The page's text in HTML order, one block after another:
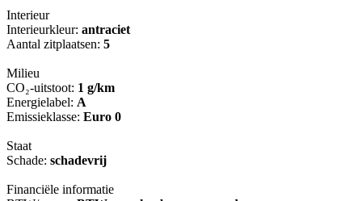
Interieur
Interieurkleur: antraciet
Aantal zitplaatsen: 5
Milieu
CO₂-uitstoot: 1 g/km
Energielabel: A
Emissieklasse: Euro 0
Staat
Schade: schadevrij
Financiële informatie